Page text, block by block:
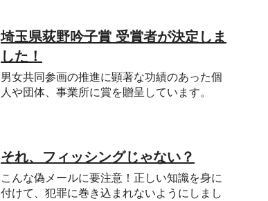
埼玉県荻野吟子賞 受賞者が決定しま
した！
男女共同参画の推進に顕著な功績のあった個
人や団体、事業所に賞を贈呈しています。
それ、フィッシングじゃない？
こんな偽メールに要注意！正しい知識を身に
付けて、犯罪に巻き込まれないようにしまし